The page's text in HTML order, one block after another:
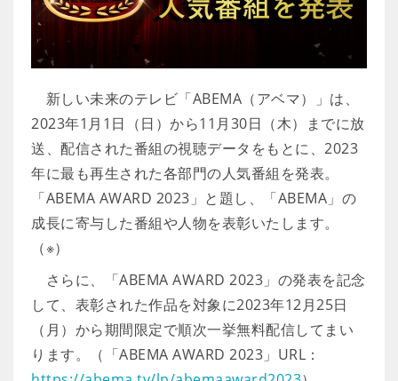
新しい未来のテレビ「ABEMA（アベマ）」は、
2023年1月1日（日）から11月30日（木）までに放
送、配信された番組の視聴データをもとに、2023
年に最も再生された各部門の人気番組を発表。
「ABEMA AWARD 2023」と題し、「ABEMA」の
成長に寄与した番組や人物を表彰いたします。
（※）
さらに、「ABEMA AWARD 2023」の発表を記念
して、表彰された作品を対象に2023年12月25日
（月）から期間限定で順次一挙無料配信してまい
ります。（「ABEMA AWARD 2023」URL：